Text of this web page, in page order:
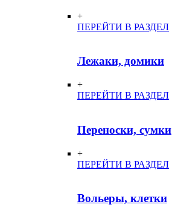
+
ПЕРЕЙТИ В РАЗДЕЛ
Лежаки, домики
+
ПЕРЕЙТИ В РАЗДЕЛ
Переноски, сумки
+
ПЕРЕЙТИ В РАЗДЕЛ
Вольеры, клетки